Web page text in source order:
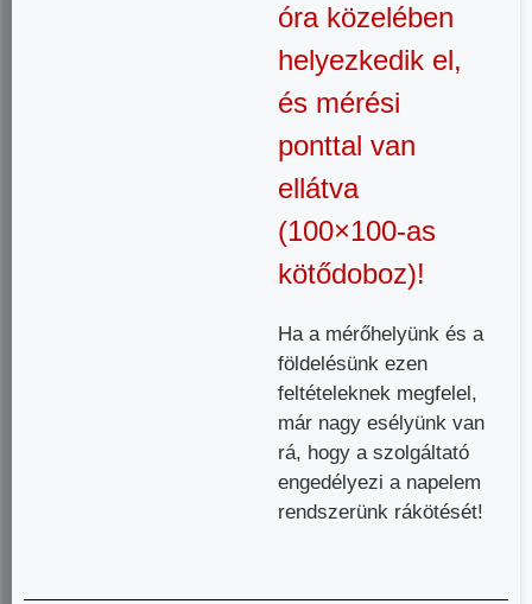
óra közelében
helyezkedik el,
és mérési
ponttal van
ellátva
(100×100-as
kötődoboz)!
Ha a mérőhelyünk és a
földelésünk ezen
feltételeknek megfelel,
már nagy esélyünk van
rá, hogy a szolgáltató
engedélyezi a napelem
rendszerünk rákötését!